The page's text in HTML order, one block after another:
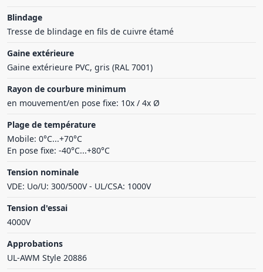
Blindage
Tresse de blindage en fils de cuivre étamé
Gaine extérieure
Gaine extérieure PVC, gris (RAL 7001)
Rayon de courbure minimum
en mouvement/en pose fixe: 10x / 4x Ø
Plage de température
Mobile: 0°C...+70°C
En pose fixe: -40°C...+80°C
Tension nominale
VDE: Uo/U: 300/500V - UL/CSA: 1000V
Tension d'essai
4000V
Approbations
UL-AWM Style 20886